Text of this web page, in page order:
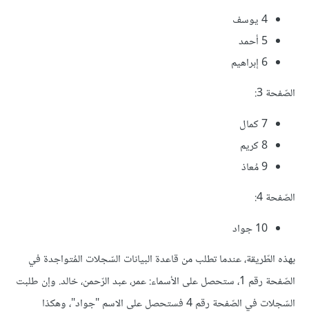
4 يوسف
5 أحمد
6 إبراهيم
الصّفحة 3:
7 كمال
8 كريم
9 مُعاذ
الصّفحة 4:
10 جواد
بهذه الطّريقة، عندما تطلب من قاعدة البيانات السّجلات المُتواجدة في
الصّفحة رقم 1، ستحصل على الأسماء: عمر، عبد الرّحمن، خالد. وإن طلبت
السّجلات في الصّفحة رقم 4 فستحصل على الاسم "جواد"، وهكذا